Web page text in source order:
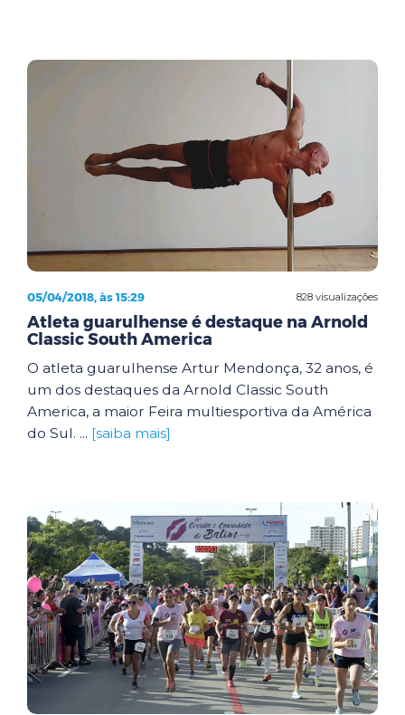
828 visualizações
05/04/2018, às 15:29
Atleta guarulhense é destaque na Arnold
Classic South America
O atleta guarulhense Artur Mendonça, 32 anos, é
um dos destaques da Arnold Classic South
America, a maior Feira multiesportiva da América
do Sul. ... [saiba mais]